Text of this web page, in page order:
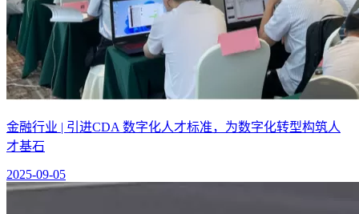
金融行业 | 引进CDA 数字化人才标准，为数字化转型构筑人
才基石
2025-09-05